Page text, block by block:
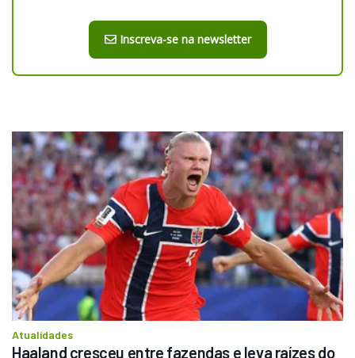
Inscreva-se na newsletter
Atualidades
Haaland cresceu entre fazendas e leva raízes do